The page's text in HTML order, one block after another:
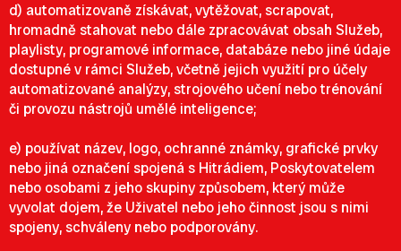
d) automatizovaně získávat, vytěžovat, scrapovat,
hromadně stahovat nebo dále zpracovávat obsah Služeb,
playlisty, programové informace, databáze nebo jiné údaje
dostupné v rámci Služeb, včetně jejich využití pro účely
automatizované analýzy, strojového učení nebo trénování
či provozu nástrojů umělé inteligence;
e) používat název, logo, ochranné známky, grafické prvky
nebo jiná označení spojená s Hitrádiem, Poskytovatelem
nebo osobami z jeho skupiny způsobem, který může
vyvolat dojem, že Uživatel nebo jeho činnost jsou s nimi
spojeny, schváleny nebo podporovány.